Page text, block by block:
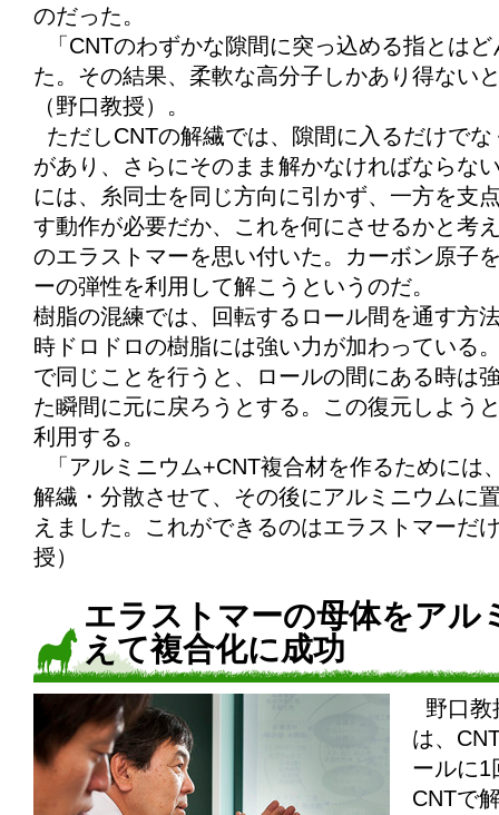
のだった。
「CNTのわずかな隙間に突っ込める指とは
た。その結果、柔軟な高分子しかあり得ない
（野口教授）。
ただしCNTの解繊では、隙間に入るだけで
があり、さらにそのまま解かなければならな
には、糸同士を同じ方向に引かず、一方を支
す動作が必要だか、これを何にさせるかと考
のエラストマーを思い付いた。カーボン原子
ーの弾性を利用して解こうというのだ。
樹脂の混練では、回転するロール間を通す方
時ドロドロの樹脂には強い力が加わっている
で同じことを行うと、ロールの間にある時は
た瞬間に元に戻ろうとする。この復元しよう
利用する。
「アルミニウム+CNT複合材を作るためには
解繊・分散させて、その後にアルミニウムに
えました。これができるのはエラストマーだ
授）
エラストマーの母体をアル
えて複合化に成功
野口教
は、
ールに1
CNTで